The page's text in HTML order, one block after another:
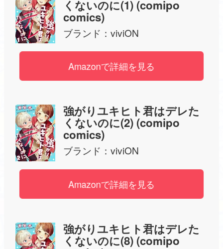
くないのに(1) (comipo
comics)
ブランド： viviON
Amazonで詳細を見る
強がりユキヒト君はデレた
くないのに(2) (comipo
comics)
ブランド： viviON
Amazonで詳細を見る
強がりユキヒト君はデレた
くないのに(8) (comipo